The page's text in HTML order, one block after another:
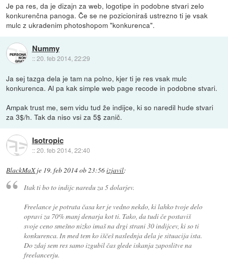
Je pa res, da je dizajn za web, logotipe in podobne stvari zelo
konkurenčna panoga. Če se ne pozicioniraš ustrezno ti je vsak
mulc z ukradenim photoshopom "konkurenca".
Nummy
::20. feb 2014, 22:29
Ja sej tazga dela je tam na polno, kjer ti je res vsak mulc
konkurenca. Al pa kak simple web page recode in podobne stvari.
Ampak trust me, sem vidu tud že indijce, ki so naredil hude stvari
za 3$/h. Tak da niso vsi za 5$ zanič.
Isotropic
::20. feb 2014, 22:40
BlackMaXje 19. feb 2014 ob 23:56izjavil:
Itak ti bo to indijc naredu za 5 dolarjev.
Freelance je potrata časa ker je vedno nekdo, ki lahko tvoje delo
opravi za 70% manj denarja kot ti. Tako, da tudi če postaviš
svoje ceno smešno nizko imaš na drgi strani 30 indijcev, ki so ti
konkurenca. In med tem ko iščeš naslednja dela je situacija ista.
Do zdaj sem res samo izgubil čas glede iskanja zaposlitve na
freelancerju.